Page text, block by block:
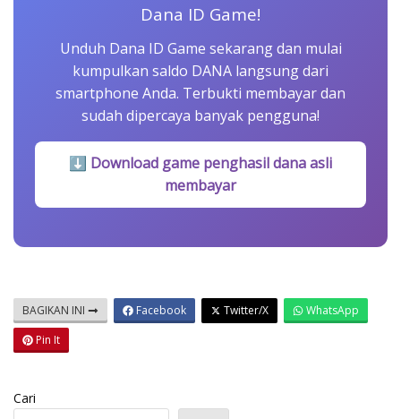
Dana ID Game!
Unduh Dana ID Game sekarang dan mulai
kumpulkan saldo DANA langsung dari
smartphone Anda. Terbukti membayar dan
sudah dipercaya banyak pengguna!
⬇ Download game penghasil dana asli
membayar
BAGIKAN INI Facebook Twitter/X
WhatsApp
Pin It
Cari